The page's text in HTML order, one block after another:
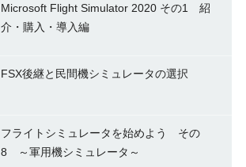
Microsoft Flight Simulator 2020 その1 紹
介・購入・導入編
FSX後継と民間機シミュレータの選択
フライトシミュレータを始めよう その
8 ～軍用機シミュレータ～